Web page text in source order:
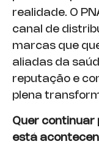
realidade. O
canal de
marcas que
aliadas da
reputação e
plena
Quer continuar
está